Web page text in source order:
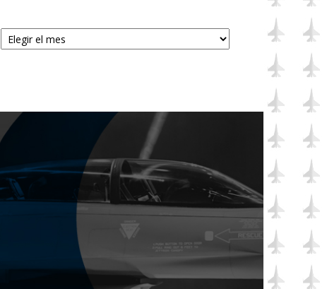
Archivos